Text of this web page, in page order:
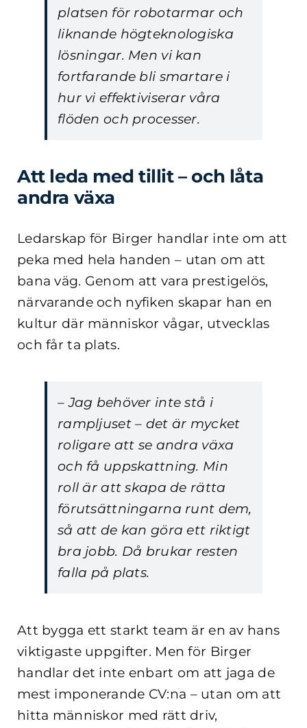
platsen för robotarmar och
liknande högteknologiska
lösningar. Men vi kan
fortfarande bli smartare i
hur vi effektiviserar våra
flöden och processer.
Att leda med tillit – och låta
andra växa
Ledarskap för Birger handlar inte om att
peka med hela handen – utan om att
bana väg. Genom att vara prestigelös,
närvarande och nyfiken skapar han en
kultur där människor vågar, utvecklas
och får ta plats.
– Jag behöver inte stå i
rampljuset – det är mycket
roligare att se andra växa
och få uppskattning. Min
roll är att skapa de rätta
förutsättningarna runt dem,
så att de kan göra ett riktigt
bra jobb. Då brukar resten
falla på plats.
Att bygga ett starkt team är en av hans
viktigaste uppgifter. Men för Birger
handlar det inte enbart om att jaga de
mest imponerande CV:na – utan om att
hitta människor med rätt driv,